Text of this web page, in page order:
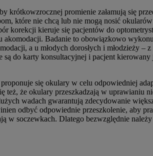
promienie załamują się
które nie chcą lub nie mogą nosić
korekcji kieruje się pacjentów do
Badanie to obowiązkowo
a u młodych dorosłych i młodzieży –
do karty konsultacyjnej i pacjent
się okulary w celu odpowiedniej
też, że okulary przeszkadzają w uprawianiu
wadach gwarantują zdecydowanie
odbyć odpowiednie przeszkolenie, aby
w soczewkach. Dlatego bezwzględnie